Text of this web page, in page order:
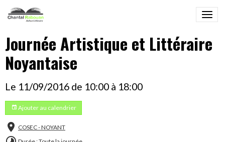
Journée Artistique et Littéraire
Noyantaise
Le 11/09/2016 de 10:00 à 18:00
Ajouter au calendrier
COSEC - NOYANT